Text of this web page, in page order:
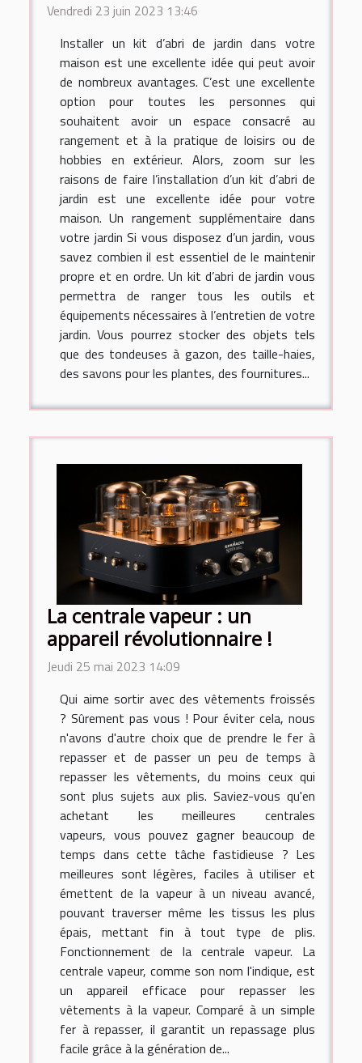
Vendredi 23 juin 2023 13:46
Installer un kit d’abri de jardin dans votre
maison est une excellente idée qui peut avoir
de nombreux avantages. C’est une excellente
option pour toutes les personnes qui
souhaitent avoir un espace consacré au
rangement et à la pratique de loisirs ou de
hobbies en extérieur. Alors, zoom sur les
raisons de faire l’installation d’un kit d’abri de
jardin est une excellente idée pour votre
maison. Un rangement supplémentaire dans
votre jardin Si vous disposez d’un jardin, vous
savez combien il est essentiel de le maintenir
propre et en ordre. Un kit d’abri de jardin vous
permettra de ranger tous les outils et
équipements nécessaires à l’entretien de votre
jardin. Vous pourrez stocker des objets tels
que des tondeuses à gazon, des taille-haies,
des savons pour les plantes, des fournitures...
La centrale vapeur : un
appareil révolutionnaire !
Jeudi 25 mai 2023 14:09
Qui aime sortir avec des vêtements froissés
? Sûrement pas vous ! Pour éviter cela, nous
n'avons d'autre choix que de prendre le fer à
repasser et de passer un peu de temps à
repasser les vêtements, du moins ceux qui
sont plus sujets aux plis. Saviez-vous qu'en
achetant les meilleures centrales
vapeurs, vous pouvez gagner beaucoup de
temps dans cette tâche fastidieuse ? Les
meilleures sont légères, faciles à utiliser et
émettent de la vapeur à un niveau avancé,
pouvant traverser même les tissus les plus
épais, mettant fin à tout type de plis.
Fonctionnement de la centrale vapeur. La
centrale vapeur, comme son nom l'indique, est
un appareil efficace pour repasser les
vêtements à la vapeur. Comparé à un simple
fer à repasser, il garantit un repassage plus
facile grâce à la génération de...